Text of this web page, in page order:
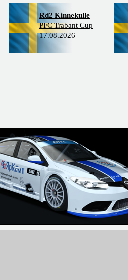
Rd2 Kinnekulle
PFC Trabant Cup
17.08.2026